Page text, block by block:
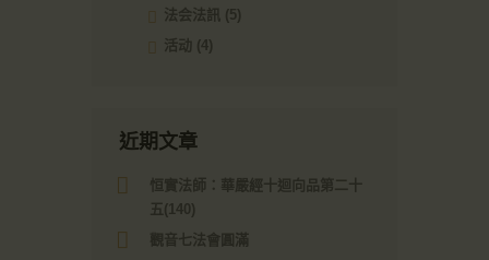
法会法訊 (5)
活动 (4)
近期文章
恒實法師：華嚴經十迴向品第二十
五(140)
觀音七法會圓滿